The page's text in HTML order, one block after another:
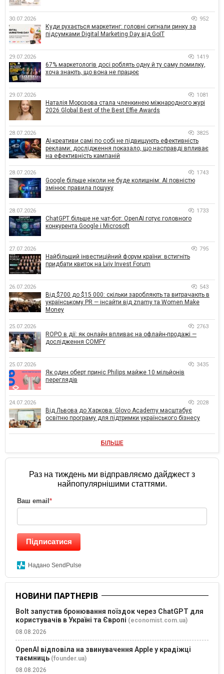
30.07.2026 952
Куди рухається маркетинг: головні сигнали ринку за
підсумками Digital Marketing Day від GoIT
29.07.2026 1419
67% маркетологів досі роблять одну й ту саму помилку,
хоча знають, що вона не працює
29.07.2026 1081
Наталія Морозова стала членкинею міжнародного журі
2026 Global Best of the Best Effie Awards
28.07.2026 3825
AI-креативи самі по собі не підвищують ефективність
реклами: дослідження показало, що насправді впливає
на ефективність кампаній
28.07.2026 1743
Google більше ніколи не буде колишнім: AI повністю
змінює правила пошуку
28.07.2026 1733
ChatGPT більше не чат-бот: OpenAI готує головного
конкурента Google і Microsoft
27.07.2026 795
Найбільший інвестиційний форум країни: встигніть
придбати квиток на Lviv Invest Forum
26.07.2026 543
Від $700 до $15 000: скільки заробляють та витрачають в
українському PR — інсайти від znamy та Women Make
Money
25.07.2026 2763
ROPO в дії: як онлайн впливає на офлайн-продажі —
дослідження COMFY
25.07.2026 3435
Як один оберт приніс Philips майже 10 мільйонів
переглядів
24.07.2026 2028
Від Львова до Харкова: Glovo Academy масштабує
освітню програму для підтримки українського бізнесу
БІЛЬШЕ
Раз на тиждень ми відправляємо дайджест з
найпопулярнішими статтями.
Ваш email *
Підписатися
Надано SendPulse
НОВИНИ ПАРТНЕРІВ
Bolt запустив бронювання поїздок через ChatGPT для
користувачів в Україні та Європі (economist.com.ua)
08.08.2026
OpenAI відповіла на звинувачення Apple у крадіжці
таємниць (founder.ua)
08.08.2026